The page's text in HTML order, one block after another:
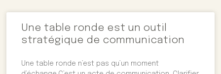
Une table ronde est un outil
stratégique de communication
Une table ronde n’est pas qu’un moment